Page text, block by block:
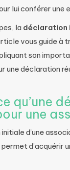
lui conférer une
la déclaration
vous guide à
son
une déclaration
qu’une
une
d’une
permet d’acquérir